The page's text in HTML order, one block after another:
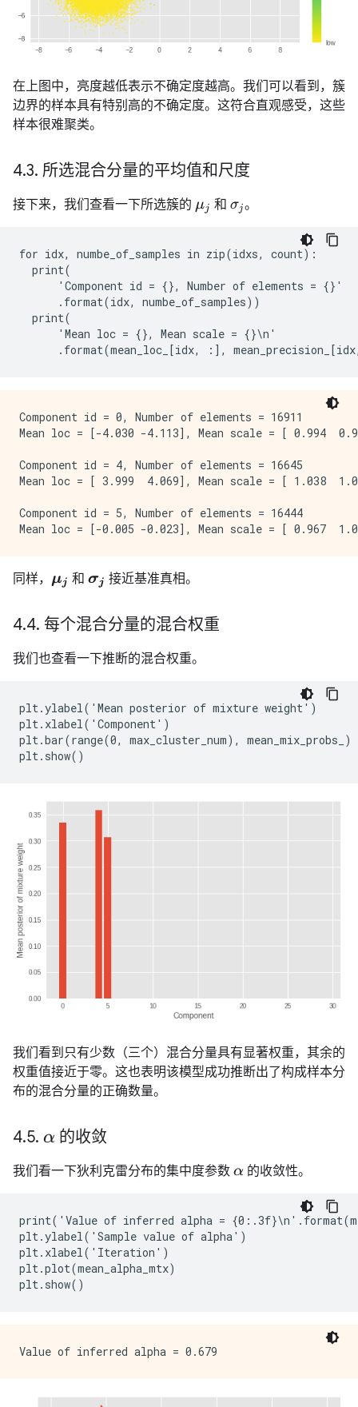
在上图中，亮度越低表示不确定度越高。我们可以看到，簇
边界的样本具有特别高的不确定度。这符合直观感受，这些
样本很难聚类。
4.3. 所选混合分量的平均值和尺度
接下来，我们查看一下所选簇的 μj 和 σj 。
for idx, numbe_of_samples in zip(idxs, count):
  print(
      'Component id = {}, Number of elements = {}'
      .format(idx, numbe_of_samples))
  print(
      'Mean loc = {}, Mean scale = {}\n'
Component id = 0, Number of elements = 16911
Mean loc = [-4.030 -4.113], Mean scale = [ 0.994
Component id = 4, Number of elements = 16645
Mean loc = [ 3.999  4.069], Mean scale = [ 1.038
Component id = 5, Number of elements = 16444
同样， μj 和σj 接近基准真相。
4.4. 每个混合分量的混合权重
我们也查看一下推断的混合权重。
plt.ylabel('Mean posterior of mixture weight')
plt.xlabel('Component')
plt.bar(range(0, max_cluster_num), mean_mix_probs_)
我们看到只有少数（三个）混合分量具有显著权重，其余的
权重值接近于零。这也表明该模型成功推断出了构成样本分
布的混合分量的正确数量。
4.5. α 的收敛
我们看一下狄利克雷分布的集中度参数 α的收敛性。
print('Value of inferred alpha =
plt.ylabel('Sample value of alpha')
plt.xlabel('Iteration')
plt.plot(mean_alpha_mtx)